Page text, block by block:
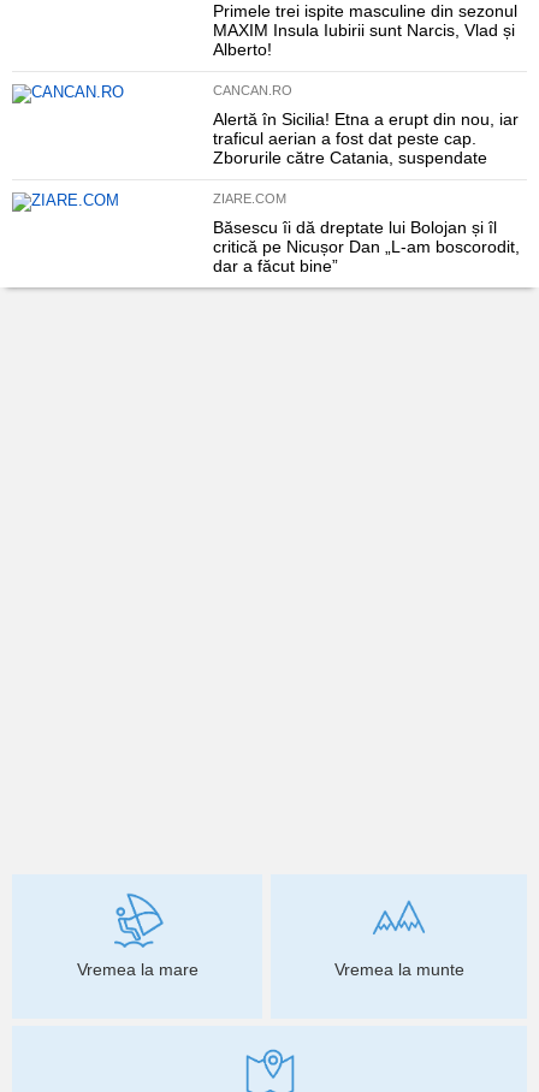
Primele trei ispite masculine din sezonul
MAXIM Insula Iubirii sunt Narcis, Vlad și
Alberto!
CANCAN.RO
Alertă în Sicilia! Etna a erupt din nou, iar
traficul aerian a fost dat peste cap.
Zborurile către Catania, suspendate
ZIARE.COM
Băsescu îi dă dreptate lui Bolojan și îl
critică pe Nicușor Dan „L-am boscorodit,
dar a făcut bine”
Vremea la mare Vremea la munte